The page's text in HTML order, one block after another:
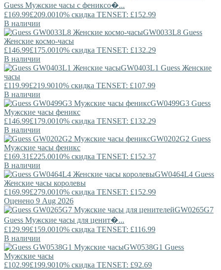
Guess Мужские часы с фениксо�...
£169.99£209.0010% скидка TENSET: £152.99
В наличии
GW0033L8 Guess
Женские космо-часы
£146.99£175.0010% скидка TENSET: £132.29
В наличии
GW0403L1 Guess Женские
часы
£119.99£219.9010% скидка TENSET: £107.99
В наличии
GW0499G3 Guess
Мужские часы феникс
£146.99£179.0010% скидка TENSET: £132.29
В наличии
GW0202G2 Guess
Мужские часы феникс
£169.31 £225.0010% скидка TENSET: £152.37
В наличии
GW0464L4 Guess
Женские часы королевы
£169.99£279.0010% скидка TENSET: £152.99
Оценено 9 Aug 2026
GW0265G7
Guess Мужские часы для ценит�...
£129.99£159.0010% скидка TENSET: £116.99
В наличии
GW0538G1 Guess
Мужские часы
£102.99£199.9010% скидка TENSET: £92.69